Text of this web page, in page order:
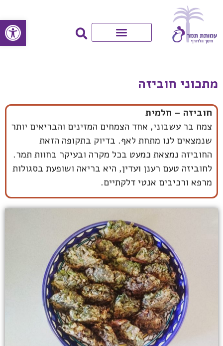
פתח
מתכוני חוביזה
חוביזה – חלמית
צמח בר עשבוני, אחד הצמחים המזינים והבריאים יותר
שנמצאים לנו מתחת לאף. בדיוק בתקופה הזאת
החוביזה נמצאת כמעט בכל מקרה ובעיקר בחוות תמר.
לחוביזה טעם רענן ועדין, היא בריאה ושופעת בסגולות
מרפא ורכיבים אנטי דלקתיים.